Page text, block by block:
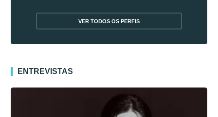
VER TODOS OS PERFIS
ENTREVISTAS